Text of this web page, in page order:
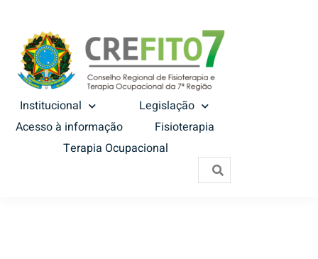
Institucional
Legislação
Acesso à informação
Fisioterapia
Terapia Ocupacional